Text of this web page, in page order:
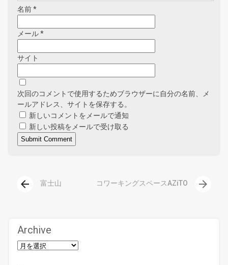
名前*
メール*
サイト
次回のコメントで使用するためブラウザーに自分の名前、メ
ールアドレス、サイトを保存する。
新しいコメントをメールで通知
新しい投稿をメールで受け取る
arrow_back 富士山 コワーキングスペースAZiTO arrow_forward
Archive